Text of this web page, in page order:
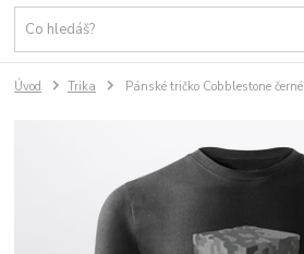
Úvod Trika Pánské tričko Cobblestone černé